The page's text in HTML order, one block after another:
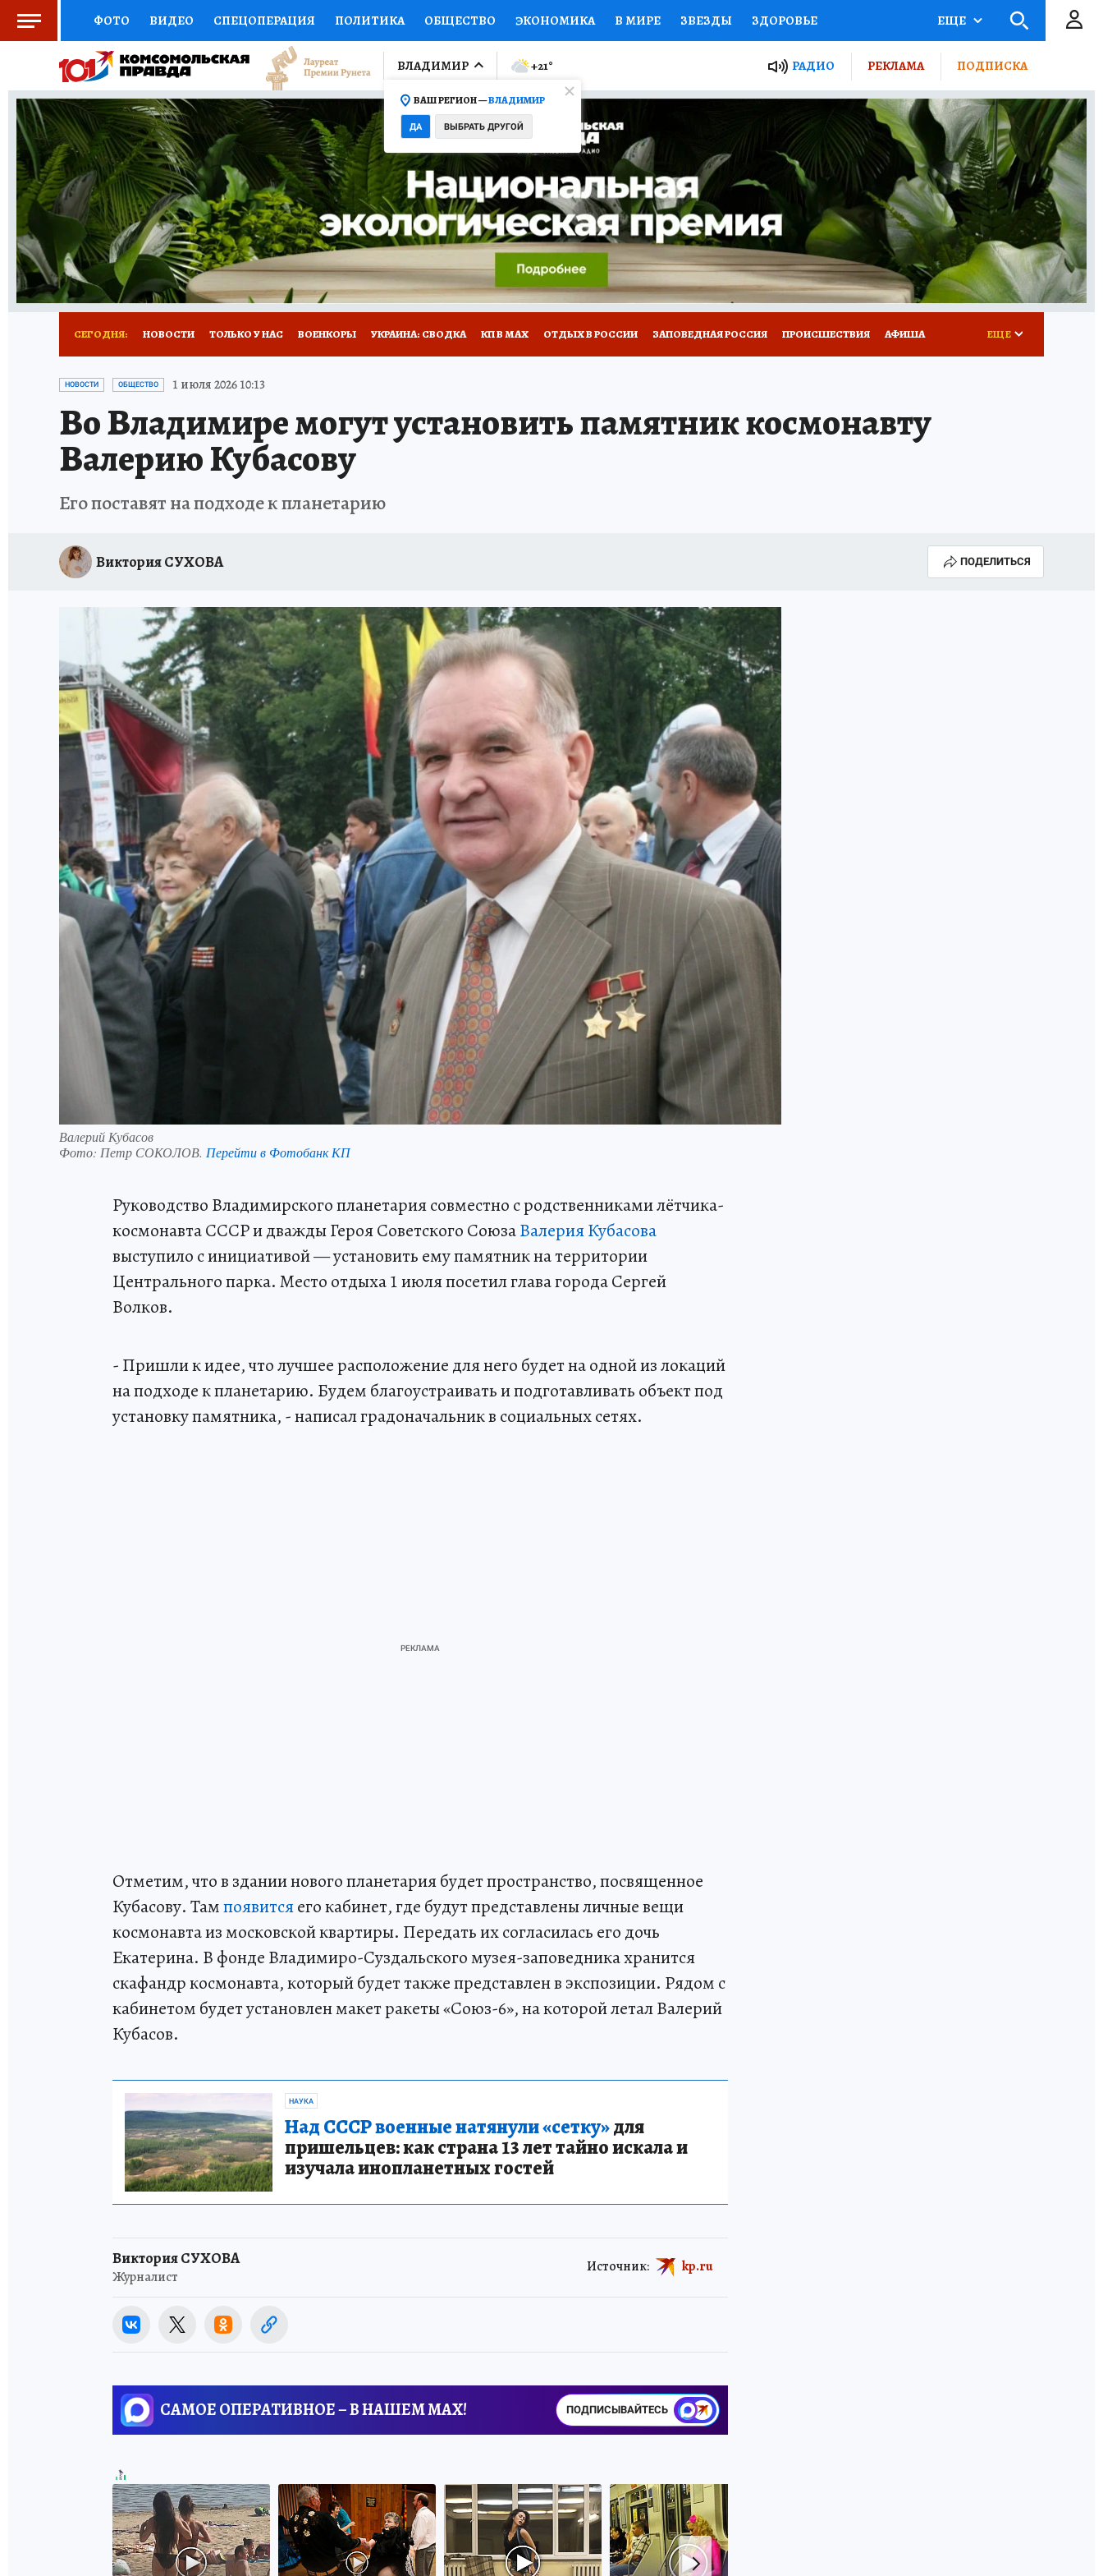
ФОТО ВИДЕО СПЕЦОПЕРАЦИЯ ПОЛИТИКА ОБЩЕСТВО ЭКОНОМИКА В МИРЕ ЗВЕЗДЫ ЗДОРОВЬЕ
СОЦПОДДЕРЖКА НАУКА СПОРТ КОЛУМНИСТЫ ПРОИСШЕСТВИЯ НАЦИОНАЛЬНЫЕ ПРОЕКТЫ РОССИИ
ВЫБОР ЭКСПЕРТОВ ДОКТОР ФИНАНСЫ ОТКРЫВАЕМ МИР Я ЗНАЮ СЕМЬЯ ЖЕНСКИЕ СЕКРЕТЫ ПУТЕВОДИТЕЛЬ
КНИЖНАЯ ПОЛКА ПРОГНОЗЫ НА СПОРТ ПРОМОКОДЫ СЕРИАЛЫ СПЕЦПРОЕКТЫ ДЕФИЦИТ ЖЕЛЕЗА ТУРИЗМ
ПРЕСС-ЦЕНТР НЕДВИЖИМОСТЬ ТЕЛЕВИЗОР КОЛЛЕКЦИИ КОНКУРСЫ РАБОТА У НАС ГИД ПОТРЕБИТЕЛЯ ВСЕ О КП
РАДИО КП РЕКЛАМА ТЕСТЫ НОВОЕ НА САЙТЕ СПЕЦПРОЕКТЫ КП-ВЛАДИМИР
ЕЩЕ
ВЛАДИМИР
ВАШ РЕГИОН —ВЛАДИМИР
ДА ВЫБРАТЬ ДРУГОЙ
+21° РАДИО РЕКЛАМА ПОДПИСКА
СЕГОДНЯ: НОВОСТИ ТОЛЬКО У НАС ВОЕНКОРЫ УКРАИНА: СВОДКА КП В МАХ ОТДЫХ В РОССИИ ЗАПОВЕДНАЯ РОССИЯ ПРОИСШЕСТВИЯ АФИША
ИСПЫТАНО НА СЕБЕ
ЕЩЕ
НОВОСТИ ОБЩЕСТВО 1 июля 2026 10:13
Во Владимире могут установить памятник космонавту
Валерию Кубасову
Его поставят на подходе к планетарию
Виктория СУХОВА ПОДЕЛИТЬСЯ
Валерий Кубасов
Фото: Петр СОКОЛОВ. Перейти в Фотобанк КП
Руководство Владимирского планетария совместно с родственниками лётчика-
космонавта СССР и дважды Героя Советского СоюзаВалерия Кубасова
выступило с инициативой — установить ему памятник на территории
Центрального парка. Место отдыха 1 июля посетил глава города Сергей
Волков.
- Пришли к идее, что лучшее расположение для него будет на одной из локаций
на подходе к планетарию. Будем благоустраивать и подготавливать объект под
установку памятника, - написал градоначальник в социальных сетях.
Отметим, что в здании нового планетария будет пространство, посвященное
Кубасову. Тампоявитсяего кабинет, где будут представлены личные вещи
космонавта из московской квартиры. Передать их согласилась его дочь
Екатерина. В фонде Владимиро-Суздальского музея-заповедника хранится
скафандр космонавта, который будет также представлен в экспозиции. Рядом с
кабинетом будет установлен макет ракеты «Союз-6», на которой летал Валерий
Кубасов.
НАУКА
Над СССР военные натянули «сетку»для
пришельцев: как страна 13 лет тайно искала и
изучала инопланетных гостей
Виктория СУХОВА
Журналист
Источник: kp.ru
САМОЕ ОПЕРАТИВНОЕ – В НАШЕМ MAX! ПОДПИСЫВАЙТЕСЬ